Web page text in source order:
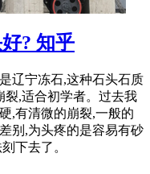
? 知乎
辽宁冻石,这种石头石质
裂,适合初学者。过去我
,有清微的崩裂,一般的
别,为头疼的是容易有砂
下去了。